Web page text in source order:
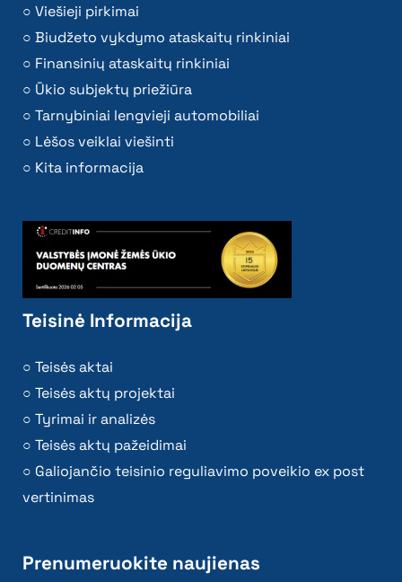
Viešieji pirkimai
Biudžeto vykdymo ataskaitų rinkiniai
Finansinių ataskaitų rinkiniai
Ūkio subjektų priežiūra
Tarnybiniai lengvieji automobiliai
Lėšos veiklai viešinti
Kita informacija
Teisinė Informacija
Teisės aktai
Teisės aktų projektai
Tyrimai ir analizės
Teisės aktų pažeidimai
Galiojančio teisinio reguliavimo poveikio ex post
vertinimas
Prenumeruokite naujienas